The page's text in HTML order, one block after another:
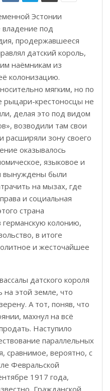
Эстонии
под
продержавшееся
датский король,
наёмникам из
колонизацию.
мягким, но по
рыцари-крестоносцы не
делая это под видом
возводили там свои
зону своего
оказывалось
языковое и
вынуждены были
на мызах, где
и социальная
страна
германскую колонию,
в итоге
и жесточайшее
датского короля
на этой земле, что
А тот, поняв, что
махнул на всё
Наступило
параллельных
сравнимое, вероятно, с
Февральской
1917 года,
Гражданской